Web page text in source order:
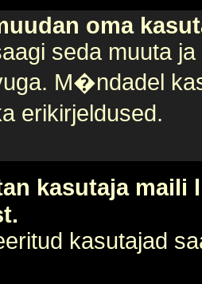
oma
seda muuta
M�ndadel
erikirjeldused.
kasutaja
kasutajad